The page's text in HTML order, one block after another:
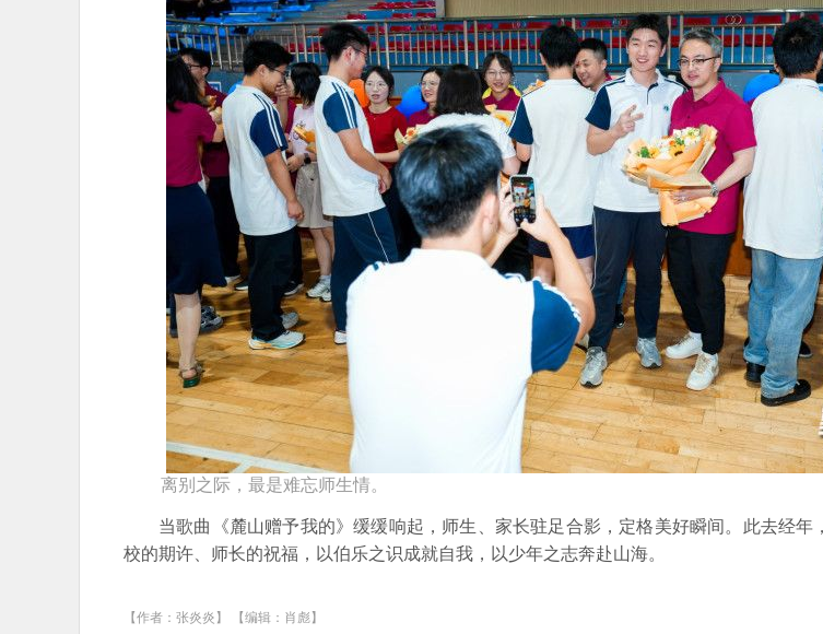
离别之际，最是难忘师生情。
当歌曲《麓山赠予我的》缓缓响起，师生、家长驻足合影，定格美好瞬间。此去经
校的期许、师长的祝福，以伯乐之识成就自我，以少年之志奔赴山海。
【作者：张炎炎】 【编辑：肖彪】